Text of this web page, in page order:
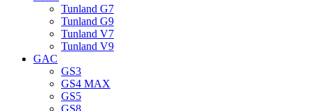
Tunland G7
Tunland G9
Tunland V7
Tunland V9
GAC
GS3
GS4 MAX
GS5
GS8